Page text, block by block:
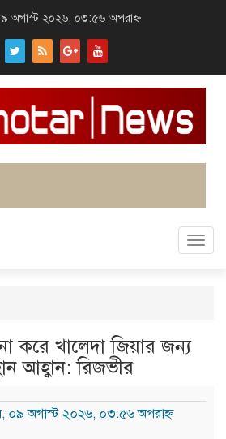
অগাস্ট ২০২৬, ০৩:৫৬ অপরাহ্ন
করে খালেদা জিয়ার জন্য
আহ্বান: রিজভীর
০৯ অগাস্ট ২০২৬, ০৩:৫৬ অপরাহ্ন